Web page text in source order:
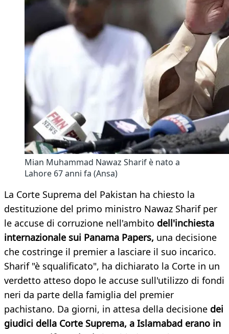
Mian Muhammad Nawaz Sharif è nato a
Lahore 67 anni fa (Ansa)
La Corte Suprema del Pakistan ha chiesto la
destituzione del primo ministro Nawaz Sharif per
le accuse di corruzione nell'ambito dell'inchiesta
internazionale sui Panama Papers, una decisione
che costringe il premier a lasciare il suo incarico.
Sharif "è squalificato", ha dichiarato la Corte in un
verdetto atteso dopo le accuse sull'utilizzo di fondi
neri da parte della famiglia del premier
pachistano. Da giorni, in attesa della decisione dei
giudici della Corte Suprema, a Islamabad erano in